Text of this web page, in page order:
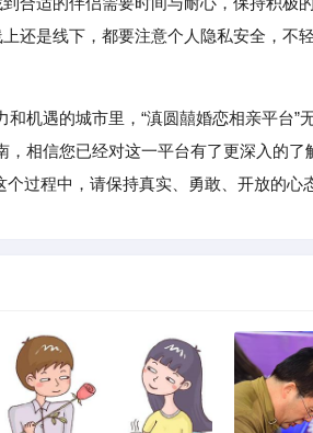
是线下，都要注意个人隐私安全，不轻
遇的城市里，“滇圆囍婚恋相亲平台”
，相信您已经对这一平台有了更深入的
过程中，请保持真实、勇敢、开放的心